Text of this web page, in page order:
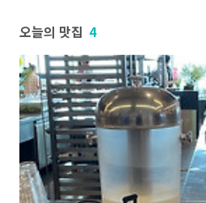
오늘의 맛집 4